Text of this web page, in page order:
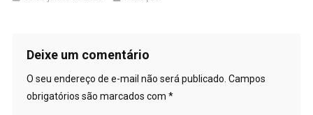
Deixe um comentário
O seu endereço de e-mail não será publicado. Campos
obrigatórios são marcados com *